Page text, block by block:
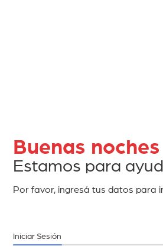
Buenas noches
Estamos para
Por favor, ingresá tus datos para
Iniciar Sesión